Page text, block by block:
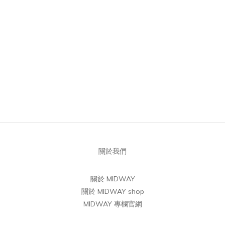
關於我們
關於 MIDWAY
關於 MIDWAY shop
MIDWAY 專欄官網